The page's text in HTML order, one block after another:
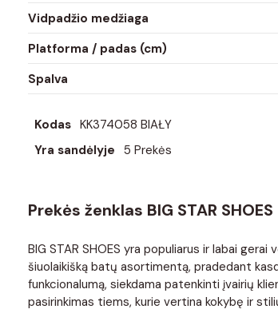
Vidpadžio medžiaga
Platforma / padas (cm)
Spalva
Kodas KK374058 BIAŁY
Yra sandėlyje 5 Prekės
Prekės ženklas BIG STAR SHOES
BIG STAR SHOES yra populiarus ir labai
šiuolaikišką batų asortimentą, pradedant
funkcionalumą, siekdama patenkinti įvairių
pasirinkimas tiems, kurie vertina kokybę ir